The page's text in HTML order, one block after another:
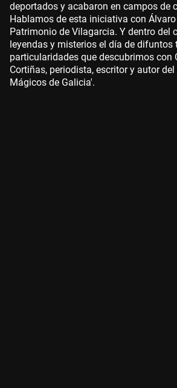
deportados y acabaron en campos de
Hablamos de esta iniciativa con
Patrimonio de Vilagarcia. Y dentro del
leyendas y misterios el día de difuntos
particularidades que descubrimos con
Cortiñas, periodista, escritor y autor
Mágicos de Galicia'.